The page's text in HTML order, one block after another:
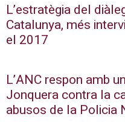
L’estratègia del
Catalunya, més
el 2017
L’ANC respon amb
Jonquera contra la
abusos de la Policia